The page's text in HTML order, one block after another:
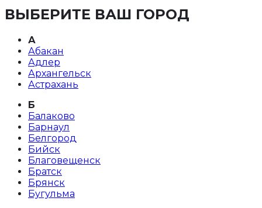
ВЫБЕРИТЕ ВАШ ГОРОД
А
Абакан
Адлер
Архангельск
Астрахань
Б
Балаково
Барнаул
Белгород
Бийск
Благовещенск
Братск
Брянск
Бугульма